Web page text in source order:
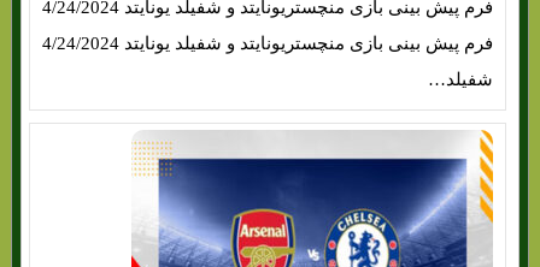
فرم پیش بینی بازی منچستریونایتد و شفیلد یونایتد 4/24/2024
شفیلد…